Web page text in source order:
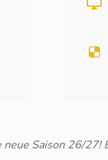
Saison 26/27!